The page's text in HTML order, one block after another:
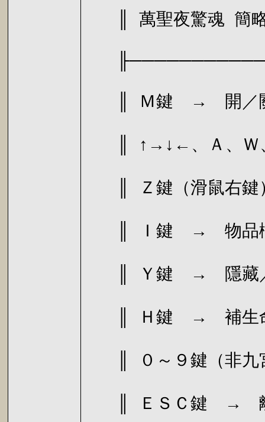
║ 萬聖夜
║ Ｍ鍵 →
║ ↑→↓←、Ａ、Ｗ
║ Ｚ鍵（
║ Ｉ鍵
║ Ｙ鍵 →
║ Ｈ鍵 → 補生命
║ ０～９鍵（
║ ＥＳＣ